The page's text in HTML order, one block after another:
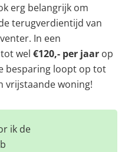
erg belangrijk om
terugverdientijd van
In een
wel €120,- per jaar op
besparing loopt op tot
vrijstaande woning!
ik de